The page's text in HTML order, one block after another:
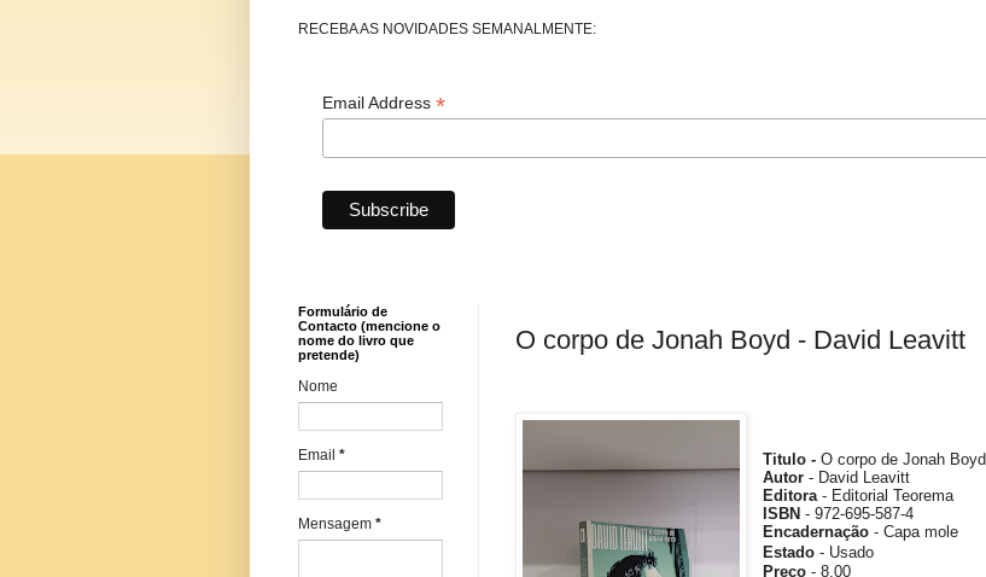
RECEBA AS NOVIDADES SEMANALMENTE:
Email Address *
O corpo de Jonah Boyd - David Leavitt
Titulo -O corpo de Jonah Boyd
Autor - David Leavitt
Editora- Editorial Teorema
ISBN - 972-695-587-4
Encadernação - Capa mole
Estado - Usado
Preço - 8,00
Formulário de
Contacto (mencione o
nome do livro que
pretende)
Nome
Email *
Mensagem *